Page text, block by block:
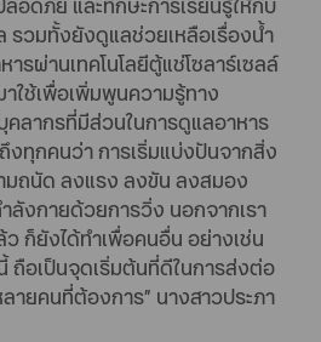
อดภัย และทักษะการเรียนรู้ให้กับ
รวมทั้งยังดูแลช่วยเหลือเรื่องน้ำ
รผ่านเทคโนโลยีตู้แช่โซลาร์เซลล์
ใช้เพื่อเพิ่มพูนความรู้ทาง
ลากรที่มีส่วนในการดูแลอาหาร
ทุกคนว่า การเริ่มแบ่งปันจากสิ่ง
มถนัด ลงแรง ลงขัน ลงสมอง
ลังกายด้วยการวิ่ง นอกจากเรา
ก็ยังได้ทำเพื่อคนอื่น อย่างเช่น
ถือเป็นจุดเริ่มต้นที่ดีในการส่งต่อ
ายคนที่ต้องการ” นางสาวประภา